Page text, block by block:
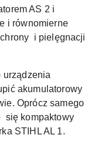
AS 2 i
i równomierne
i pielęgnacji
urządzenia
akumulatorowy
Oprócz samego
się kompaktowy
STIHL AL 1.